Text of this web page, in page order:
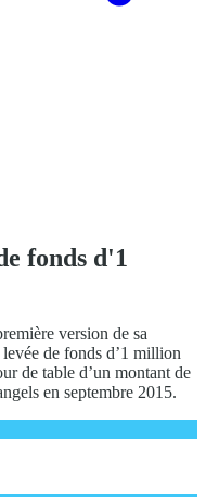
fonds d'1
version de sa
de fonds d’1 million
de table d’un montant de
en septembre 2015.